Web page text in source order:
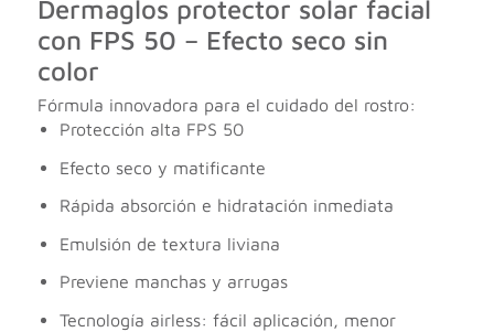
Dermaglos protector solar facial
con FPS 50 – Efecto seco sin
color
Fórmula innovadora para el cuidado del rostro:
Protección alta FPS 50
Efecto seco y matificante
Rápida absorción e hidratación inmediata
Emulsión de textura liviana
Previene manchas y arrugas
Tecnología airless: fácil aplicación, menor